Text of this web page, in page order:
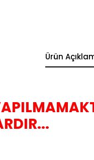
Ürün